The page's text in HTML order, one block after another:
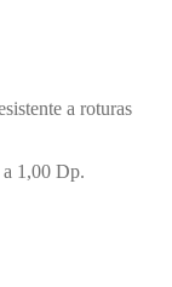
a roturas
a 1,00 Dp.